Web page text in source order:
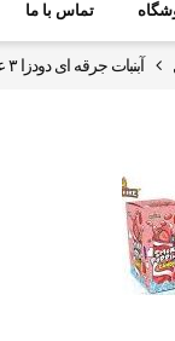
تماس با ما
آبنبات جرقه ای دودزا ۳ عددی